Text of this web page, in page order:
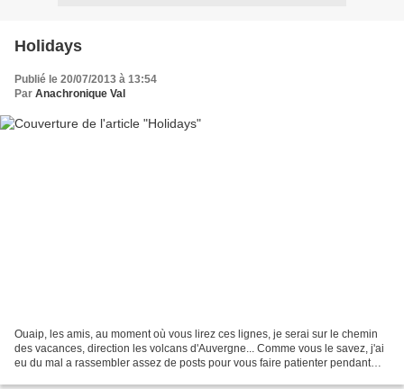
Holidays
Publié le 20/07/2013 à 13:54
Par Anachronique Val
Ouaip, les amis, au moment où vous lirez ces lignes, je serai sur le chemin
des vacances, direction les volcans d'Auvergne... Comme vous le savez, j'ai
eu du mal a rassembler assez de posts pour vous faire patienter pendant